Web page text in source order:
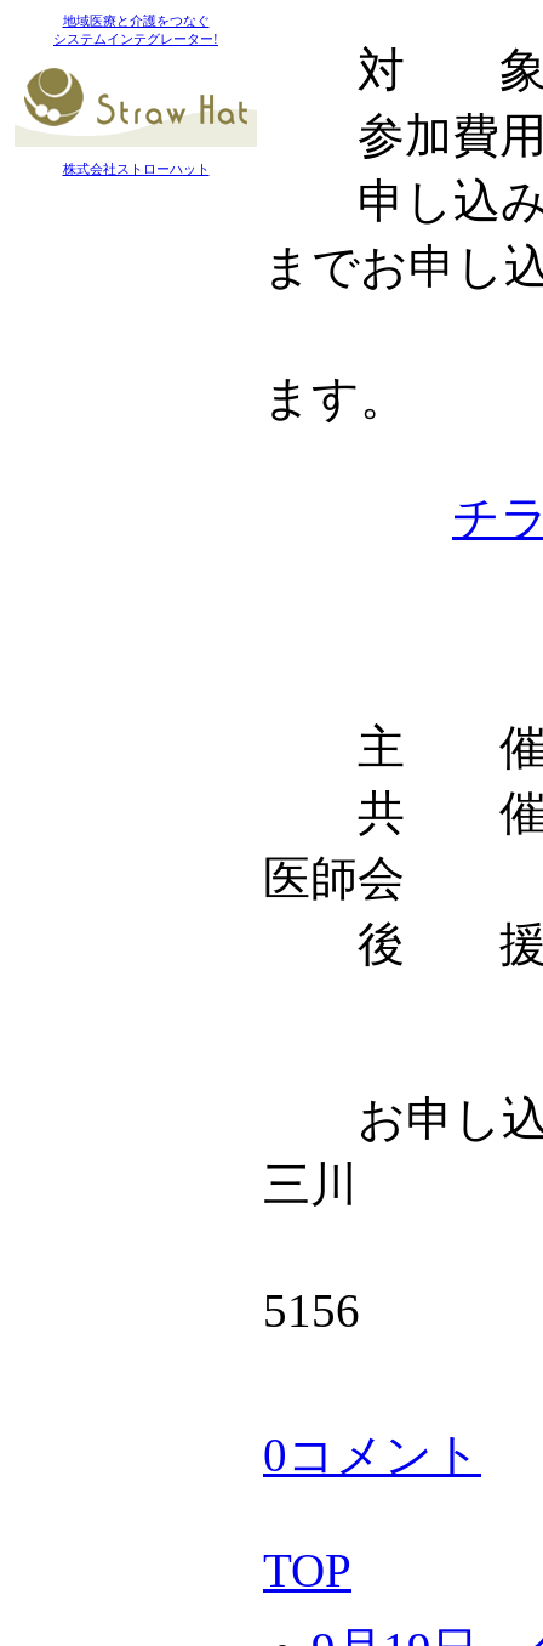
地域医療と介護をつなぐ
システムインテグレーター!
株式会社ストローハット
対 象 ：
参加費用
申し込み
までお申し
ます。
チ
主 催 ：
共 催 ：
医師会
後 援 ：
お申し込
三川
5156
0コメント
TOP